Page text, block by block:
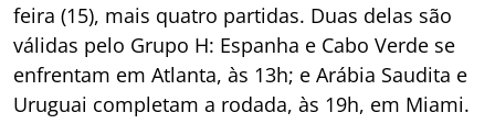
feira (15), mais quatro partidas. Duas delas são
válidas pelo Grupo H: Espanha e Cabo Verde se
enfrentam em Atlanta, às 13h; e Arábia Saudita e
Uruguai completam a rodada, às 19h, em Miami.